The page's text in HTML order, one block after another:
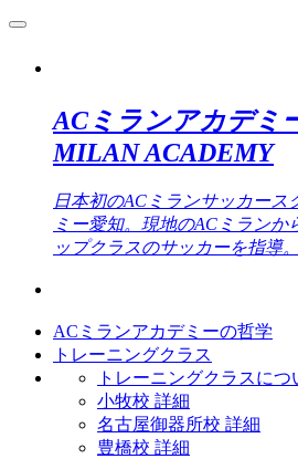
ACミランアカデミ
MILAN ACADEMY
日本初のACミランサッカース
ミー愛知。現地のACミランか
ップクラスのサッカーを指導。
ACミランアカデミーの哲学
トレーニングクラス
トレーニングクラスにつ
小牧校 詳細
名古屋御器所校 詳細
豊橋校 詳細